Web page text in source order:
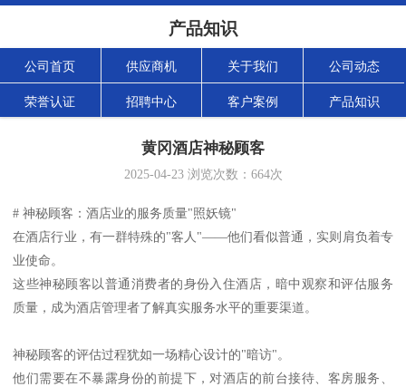
产品知识
公司首页 供应商机 关于我们 公司动态
荣誉认证 招聘中心 客户案例 产品知识
黄冈酒店神秘顾客
2025-04-23浏览次数： 664次
# 神秘顾客：酒店业的服务质量"照妖镜"
在酒店行业，有一群特殊的"客人"——他们看似普通，实则肩负着专
业使命。
这些神秘顾客以普通消费者的身份入住酒店，暗中观察和评估服务
质量，成为酒店管理者了解真实服务水平的重要渠道。
神秘顾客的评估过程犹如一场精心设计的"暗访"。
他们需要在不暴露身份的前提下，对酒店的前台接待、客房服务、